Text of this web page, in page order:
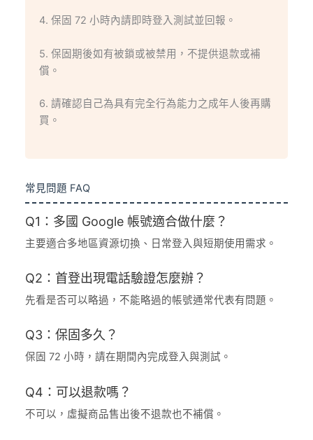
4. 保固 72 小時內請即時登入測試並回報。
5. 保固期後如有被鎖或被禁用，不提供退款或補
償。
6. 請確認自己為具有完全行為能力之成年人後再購
買。
常見問題 FAQ
Q1：多國 Google 帳號適合做什麼？
主要適合多地區資源切換、日常登入與短期使用需求。
Q2：首登出現電話驗證怎麼辦？
先看是否可以略過，不能略過的帳號通常代表有問題。
Q3：保固多久？
保固 72 小時，請在期間內完成登入與測試。
Q4：可以退款嗎？
不可以，虛擬商品售出後不退款也不補償。